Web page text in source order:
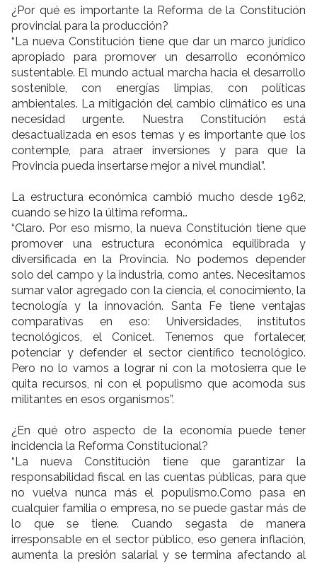
¿Por qué es importante la Reforma de la Constitución
provincial para la producción?
“La nueva Constitución tiene que dar un marco jurídico
apropiado para promover un desarrollo económico
sustentable. El mundo actual marcha hacia el desarrollo
sostenible, con energías limpias, con políticas
ambientales. La mitigación del cambio climático es una
necesidad urgente. Nuestra Constitución está
desactualizada en esos temas y es importante que los
contemple, para atraer inversiones y para que la
Provincia pueda insertarse mejor a nivel mundial”.
La estructura económica cambió mucho desde 1962,
cuando se hizo la última reforma…
“Claro. Por eso mismo, la nueva Constitución tiene que
promover una estructura económica equilibrada y
diversificada en la Provincia. No podemos depender
solo del campo y la industria, como antes. Necesitamos
sumar valor agregado con la ciencia, el conocimiento, la
tecnología y la innovación. Santa Fe tiene ventajas
comparativas en eso: Universidades, institutos
tecnológicos, el Conicet. Tenemos que fortalecer,
potenciar y defender el sector científico tecnológico.
Pero no lo vamos a lograr ni con la motosierra que le
quita recursos, ni con el populismo que acomoda sus
militantes en esos organismos”.
¿En qué otro aspecto de la economía puede tener
incidencia la Reforma Constitucional?
“La nueva Constitución tiene que garantizar la
responsabilidad fiscal en las cuentas públicas, para que
no vuelva nunca más el populismo.Como pasa en
cualquier familia o empresa, no se puede gastar más de
lo que se tiene. Cuando segasta de manera
irresponsable en el sector público, eso genera inflación,
aumenta la presión salarial y se termina afectando al